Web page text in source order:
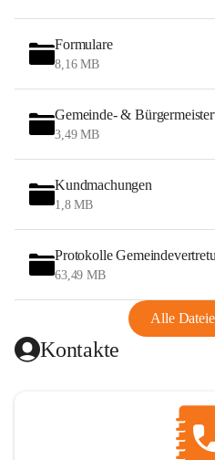
Formulare
8,16 MB
Gemeinde- &
3,49 MB
Kundmachungen
1,8 MB
Protokolle
63,49 MB
Alle
Kontakte